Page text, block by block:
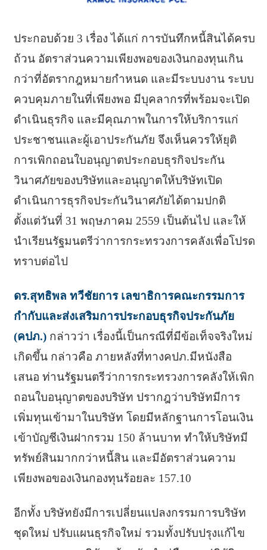
ประกอบด้วย 3 เรื่อง ได้แก่ การบันทึกหนี้สินได้ครบ
ถ้วน อัตราส่วนความเพียงพอของเงินกองทุนเกิน
กว่าที่อัตรากฎหมายกำหนด และมีระบบงาน ระบบ
ควบคุมภายในที่เพียงพอ มีบุคลากรที่พร้อมจะเปิด
ดำเนินธุรกิจ และมีคุณภาพในการให้บริการแก่
ประชาชนและผู้เอาประกันภัย จึงเห็นควรให้ยุติ
การเพิกถอนใบอนุญาตประกอบธุรกิจประกัน
วินาศภัยของบริษัทและอนุญาตให้บริษัทเปิด
ดำเนินการธุรกิจประกันวินาศภัยได้ตามปกติ
ตั้งแต่วันที่ 31 พฤษภาคม 2559 เป็นต้นไป และให้
นำเรียนรัฐมนตรีว่าการกระทรวงการคลังเพื่อโปรด
ทราบต่อไป
ดร.สุทธิพล ทวีชัยการ เลขาธิการคณะกรรมการ
กำกับและส่งเสริมการประกอบธุรกิจประกันภัย
(คปภ.)กล่าวว่า เรื่องนี้เป็นกรณีที่มีข้อเท็จจริงใหม่
เกิดขึ้น กล่าวคือ ภายหลังที่ทางคปภ.มีหนังสือ
เสนอ ท่านรัฐมนตรีว่าการกระทรวงการคลังให้เพิก
ถอนใบอนุญาตของบริษัท ปรากฎว่าบริษัทมีการ
เพิ่มทุนเข้ามาในบริษัท โดยมีหลักฐานการโอนเงิน
เข้าบัญชีเงินฝากรวม 150 ล้านบาท ทำให้บริษัทมี
ทรัพย์สินมากกว่าหนี้สิน และมีอัตราส่วนความ
เพียงพอของเงินกองทุนร้อยละ 157.10
อีกทั้ง บริษัทยังมีการเปลี่ยนแปลงกรรมการบริษัท
ชุดใหม่ ปรับแผนธุรกิจใหม่ รวมทั้งปรับปรุงแก้ไข